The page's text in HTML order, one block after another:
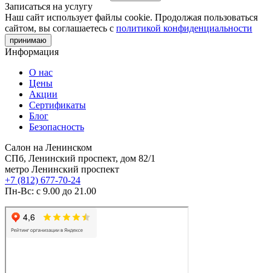
Записаться на услугу
Наш сайт использует файлы cookie. Продолжая пользоваться
сайтом, вы соглашаетесь с политикой конфиденциальности
принимаю
Информация
О нас
Цены
Акции
Сертификаты
Блог
Безопасность
Салон на Ленинском
СПб, Ленинский проспект, дом 82/1
метро Ленинский проспект
+7 (812) 677-70-24
Пн-Вс: с 9.00 до 21.00